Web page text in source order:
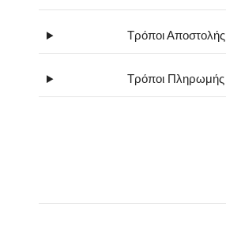
Τρόποι Αποστολής
Τρόποι Πληρωμής